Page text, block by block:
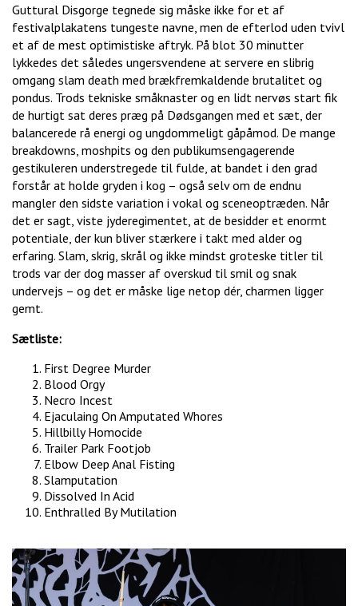
Guttural Disgorge tegnede sig måske ikke for et af
festivalplakatens tungeste navne, men de efterlod uden tvivl
et af de mest optimistiske aftryk. På blot 30 minutter
lykkedes det således ungersvendene at servere en slibrig
omgang slam death med brækfremkaldende brutalitet og
pondus. Trods tekniske småknaster og en lidt nervøs start fik
de hurtigt sat deres præg på Dødsgangen med et sæt, der
balancerede rå energi og ungdommeligt gåpåmod. De mange
breakdowns, moshpits og den publikumsengagerende
gestikuleren understregede til fulde, at bandet i den grad
forstår at holde gryden i kog – også selv om de endnu
mangler den sidste variation i vokal og sceneoptræden. Når
det er sagt, viste jyderegimentet, at de besidder et enormt
potentiale, der kun bliver stærkere i takt med alder og
erfaring. Slam, skrig, skrål og ikke mindst groteske titler til
trods var der dog masser af overskud til smil og snak
undervejs – og det er måske lige netop dér, charmen ligger
gemt.
Sætliste:
First Degree Murder
Blood Orgy
Necro Incest
Ejaculaing On Amputated Whores
Hillbilly Homocide
Trailer Park Footjob
Elbow Deep Anal Fisting
Slamputation
Dissolved In Acid
Enthralled By Mutilation